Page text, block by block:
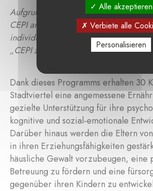
Aufgrund der Pandemie wurden die
CEPI angepasst und erfolgen nun durch
individuelle Betreuung im Rahmen des
„CEPI zu Hause“
Dank dieses Programms erhalten 30
Stadtviertel eine angemessene
gezielte Unterstützung für ihre
kognitive und sozial-emotionale
Darüber hinaus werden die Eltern
in ihren Erziehungsfähigkeiten
häusliche Gewalt vorzubeugen, eine
Betreuung zu fördern und eine
gegenüber ihren Kindern zu
Alle akzeptieren
Verbiete alle
Personalisieren